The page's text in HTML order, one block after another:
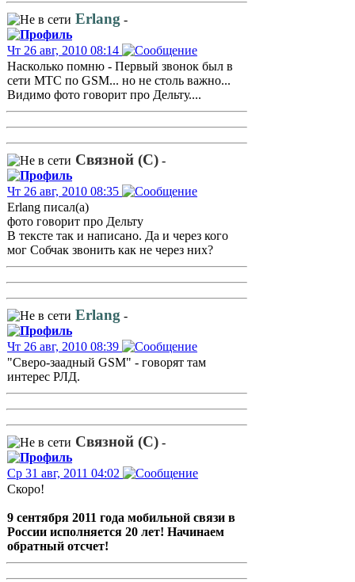
Erlang -
Чт 26 авг, 2010 08:14
Насколько помню - Первый звонок был в
сети МТС по GSM... но не столь важно...
Видимо фото говорит про Дельту....
Связной (С) -
Чт 26 авг, 2010 08:35
Erlang писал(а)
фото говорит про Дельту
В тексте так и написано. Да и через кого
мог Собчак звонить как не через них?
Erlang -
Чт 26 авг, 2010 08:39
"Сверо-заадный GSM" - говорят там
интерес РЛД.
Связной (С) -
Ср 31 авг, 2011 04:02
Скоро!
9 сентября 2011 года мобильной связи в
России исполняется 20 лет! Начинаем
обратный отсчет!